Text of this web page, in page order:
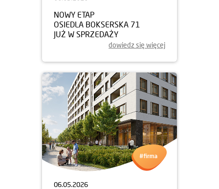
NOWY ETAP
OSIEDLA BOKSERSKA 71
JUŻ W SPRZEDAŻY
dowiedz się więcej
06.05.2026